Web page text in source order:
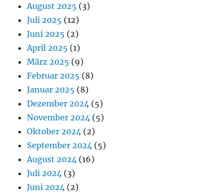
August 2025 (3)
Juli 2025 (12)
Juni 2025 (2)
April 2025 (1)
März 2025 (9)
Februar 2025 (8)
Januar 2025 (8)
Dezember 2024 (5)
November 2024 (5)
Oktober 2024 (2)
September 2024 (5)
August 2024 (16)
Juli 2024 (3)
Juni 2024 (2)